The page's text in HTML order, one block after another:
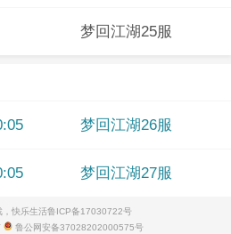
梦回江湖25服
梦回江湖26服
梦回江湖27服
，快乐生活鲁ICP备17030722号
鲁公网安备37028202000575号